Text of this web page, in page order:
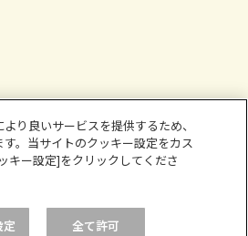
り良いサービスを提供するため、
。当サイトのクッキー設定をカス
キー設定]をクリックしてくださ
定 全て許可